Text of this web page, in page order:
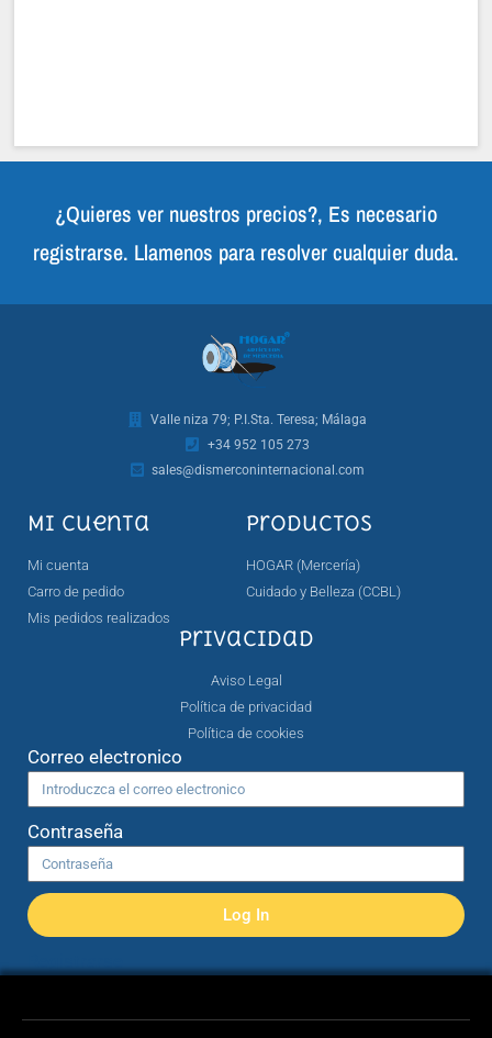
¿Quieres ver nuestros precios?, Es necesario
registrarse. Llamenos para resolver cualquier duda.
Valle niza 79; P.I.Sta. Teresa; Málaga
+34 952 105 273
sales@dismerconinternacional.com
Mi cuenta
Mi cuenta
Carro de pedido
Mis pedidos realizados
Productos
HOGAR (Mercería)
Cuidado y Belleza (CCBL)
Privacidad
Aviso Legal
Política de privacidad
Política de cookies
Correo electronico
Contraseña
Log In